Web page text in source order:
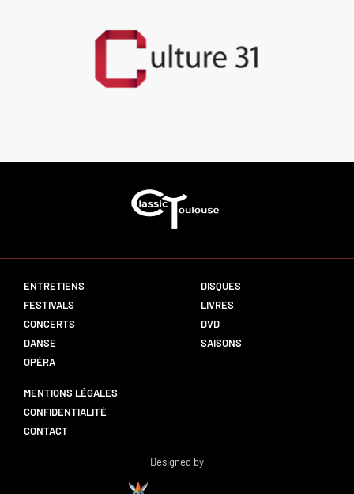
ENTRETIENS
FESTIVALS
CONCERTS
DANSE
OPÉRA
DISQUES
LIVRES
DVD
SAISONS
MENTIONS LÉGALES
CONFIDENTIALITÉ
CONTACT
Designed by